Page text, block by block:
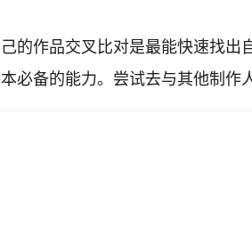
的作品交叉比对是最能快速找
备的能力。尝试去与其他制作